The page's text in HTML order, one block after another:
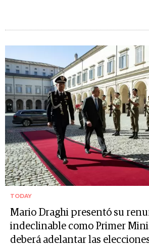
TODAY
Mario Draghi presentó su
indeclinable como Primer
deberá adelantar las